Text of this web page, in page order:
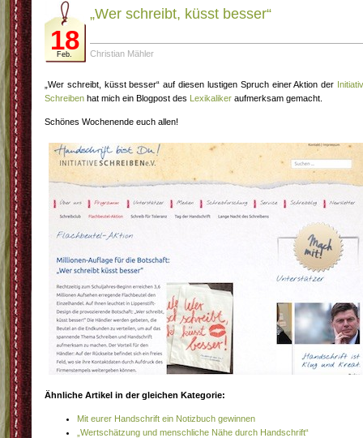
18
Feb.
„Wer schreibt, küsst besser“
Christian Mähler
„Wer schreibt, küsst besser“ auf diesen lustigen Spruch einer Aktion der
Schreiben hat mich ein Blogpost des Lexikaliker aufmerksam gemacht.
Schönes Wochenende euch allen!
Ähnliche Artikel in der gleichen Kategorie:
Mit eurer Handschrift ein Notizbuch gewinnen
„Wertschätzung und menschliche Nähe durch Handschrift“